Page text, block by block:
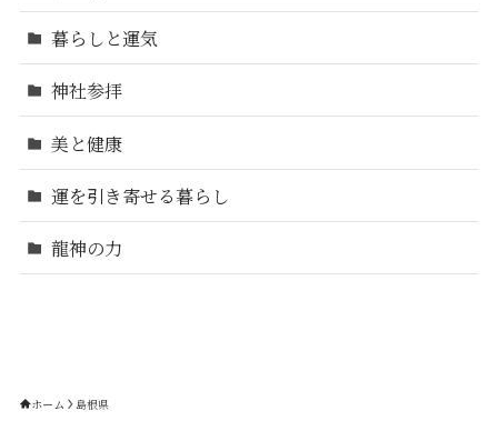
暮らしと運気
神社参拝
美と健康
運を引き寄せる暮らし
龍神の力
ホーム 島根県